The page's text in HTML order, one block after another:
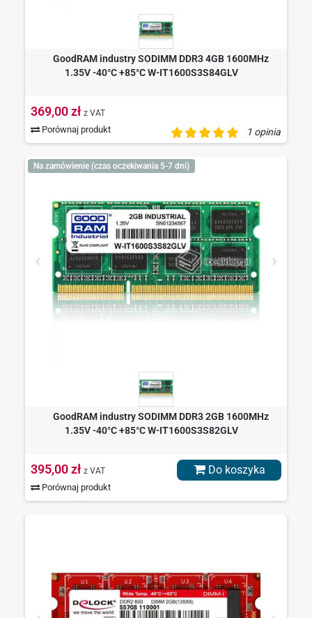
1 opinia
GoodRAM industry SODIMM DDR3 4GB 1600MHz
1.35V -40°C +85°C W-IT1600S3S84GLV
369,00 zł z VAT
Porównaj produkt
Na zamówienie (czas oczekiwania 5-7 dni)
GoodRAM industry SODIMM DDR3 2GB 1600MHz
1.35V -40°C +85°C W-IT1600S3S82GLV
395,00 zł z VAT
Porównaj produkt
Do koszyka